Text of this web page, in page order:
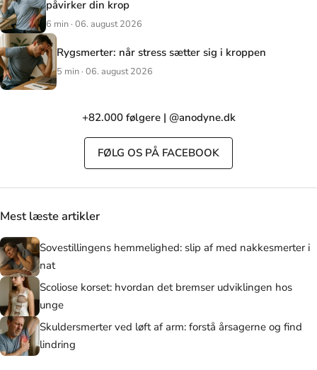
påvirker din krop
6 min · 06. august 2026
Rygsmerter: når stress sætter sig i kroppen
5 min · 06. august 2026
+82.000 følgere | @anodyne.dk
FØLG OS PÅ FACEBOOK
Mest læste artikler
Sovestillingens hemmelighed: slip af med nakkesmerter i
nat
Scoliose korset: hvordan det bremser udviklingen hos
unge
Skuldersmerter ved løft af arm: forstå årsagerne og find
lindring